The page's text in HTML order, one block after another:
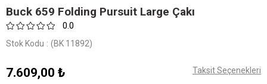
Buck 659 Folding Pursuit Large Çakı
0.0
Stok Kodu (BK 11892)
7.609,00 ₺ Taksit Seçenekleri